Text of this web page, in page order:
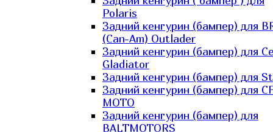
Polaris
Задний кенгурин (бампер) для
(Can-Am) Outlader
Задний кенгурин (бампер) для
Gladiator
Задний кенгурин (бампер) для
Задний кенгурин (бампер) для
MOTO
Задний кенгурин (бампер) для
BALTMOTORS